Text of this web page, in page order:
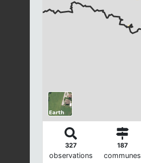
327
observations
187
communes